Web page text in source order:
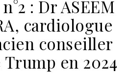
: Dr ASEEM
cardiologue
conseiller
en 2024